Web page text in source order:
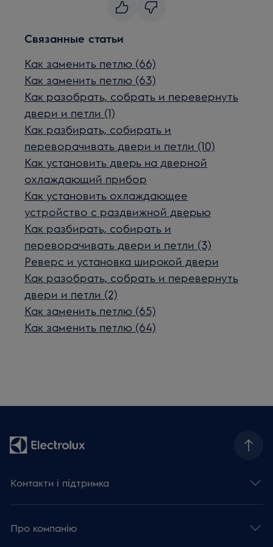
Связанные статьи
Как заменить петлю (66)
Как заменить петлю (63)
Как разобрать, собрать и перевернуть
двери и петли (1)
Как разбирать, собирать и
переворачивать двери и петли (10)
Как установить дверь на дверной
охлаждающий прибор
Как установить охлаждающее
устройство с раздвижной дверью
Как разбирать, собирать и
переворачивать двери и петли (3)
Реверс и установка широкой двери
Как разобрать, собрать и перевернуть
двери и петли (2)
Как заменить петлю (65)
Как заменить петлю (64)
Контакти і підтримка
Про компанію